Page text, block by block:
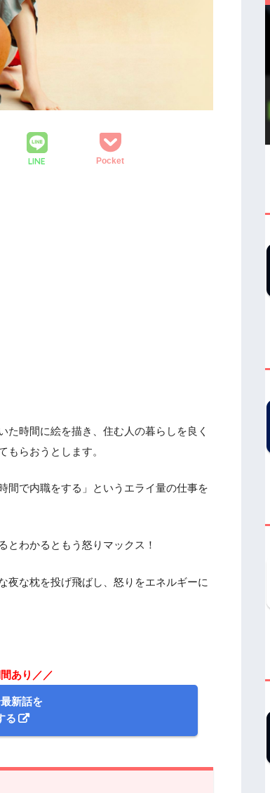
LINE Pocket
時間に絵を描き、住む人の暮らしを良く
もらおうとします。
間で内職をする」というエライ量の仕事を
とわかるともう怒りマックス！
夜な枕を投げ飛ばし、怒りをエネルギーに
あり／／
新話を
る